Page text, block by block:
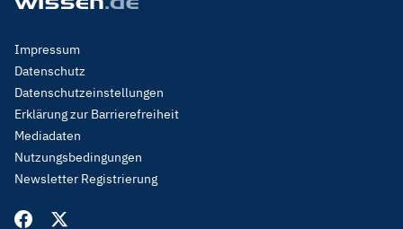
Footer
Menu
Legal
Impressum
Datenschutz
Datenschutzeinstellungen
Erklärung zur Barrierefreiheit
Mediadaten
Nutzungsbedingungen
Newsletter Registrierung